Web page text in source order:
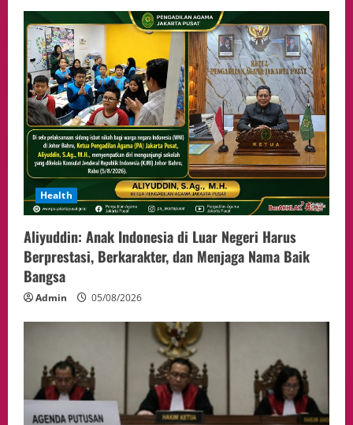
Health
Aliyuddin: Anak Indonesia di Luar Negeri Harus
Berprestasi, Berkarakter, dan Menjaga Nama Baik
Bangsa
Admin 05/08/2026